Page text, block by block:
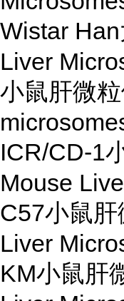
Wistar
Liver
小鼠肝微
ICR/CD-1
Mouse
C57小鼠
Liver
KM小鼠肝